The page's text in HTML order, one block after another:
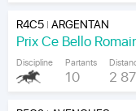
R4C5|ARGENTAN
Prix Ce Bello
Discipline Partants
10 2